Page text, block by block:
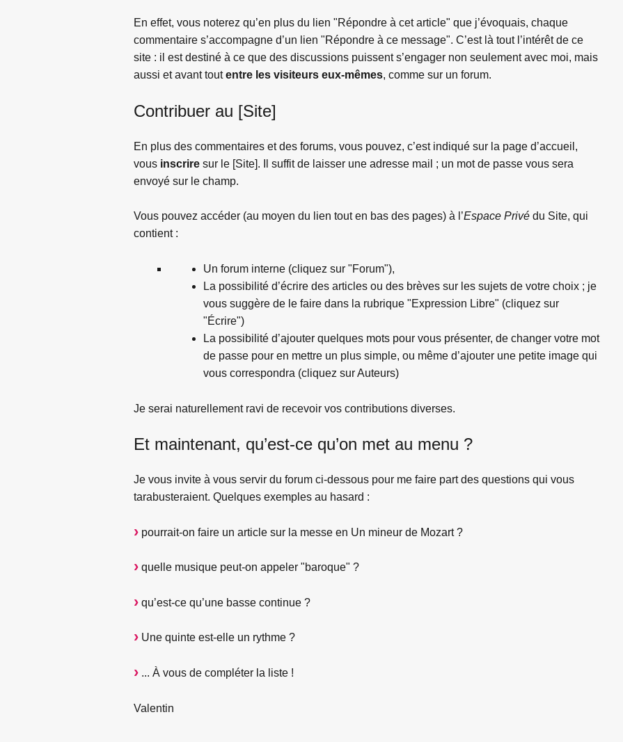
En effet, vous noterez qu’en plus du lien "Répondre à cet article" que j’évoquais, chaque
commentaire s’accompagne d’un lien "Répondre à ce message". C’est là tout l’intérêt de ce
site : il est destiné à ce que des discussions puissent s’engager non seulement avec moi, mais
aussi et avant toutentre les visiteurs eux-mêmes, comme sur un forum.
Contribuer au [Site]
En plus des commentaires et des forums, vous pouvez, c’est indiqué sur la page d’accueil,
vous inscrire sur le [Site]. Il suffit de laisser une adresse mail ; un mot de passe vous sera
envoyé sur le champ.
Vous pouvez accéder (au moyen du lien tout en bas des pages) à l’Espace Privé du Site, qui
contient :
Un forum interne (cliquez sur "Forum"),
La possibilité d’écrire des articles ou des brèves sur les sujets de votre choix ; je
vous suggère de le faire dans la rubrique "Expression Libre" (cliquez sur
"Écrire")
La possibilité d’ajouter quelques mots pour vous présenter, de changer votre mot
de passe pour en mettre un plus simple, ou même d’ajouter une petite image qui
vous correspondra (cliquez sur Auteurs)
Je serai naturellement ravi de recevoir vos contributions diverses.
Et maintenant, qu’est-ce qu’on met au menu ?
Je vous invite à vous servir du forum ci-dessous pour me faire part des questions qui vous
tarabusteraient. Quelques exemples au hasard :
pourrait-on faire un article sur la messe en Un mineur de Mozart ?
quelle musique peut-on appeler "baroque" ?
qu’est-ce qu’une basse continue ?
Une quinte est-elle un rythme ?
... À vous de compléter la liste !
Valentin